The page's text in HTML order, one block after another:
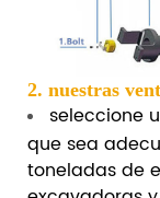
2. nuestras
seleccione
que sea
toneladas de